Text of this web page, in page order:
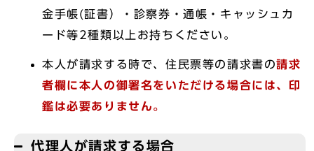
金手帳(証書）・診察券・通帳・キャッシュカ
ード等2種類以上お持ちください。
本人が請求する時で、住民票等の請求書の請求
者欄に本人の御署名をいただける場合には、印
鑑は必要ありません。
代理人が請求する場合